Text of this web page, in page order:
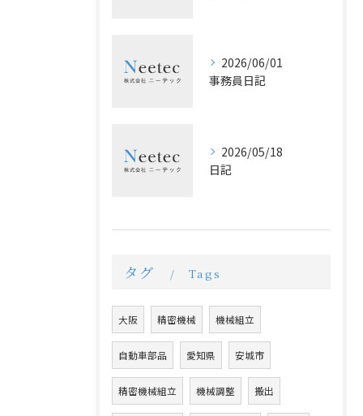
2026/06/01
事務員日記
2026/05/18
日記
タグ Tags
大阪 精密機械 機械組立
自動車部品 愛知県 安城市
精密機械組立 機械調整 搬出